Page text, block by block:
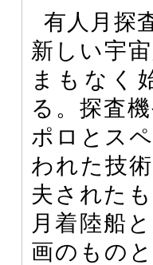
有人月探
新しい宇
まもなく
る。探査
ポロとス
われた技
夫された
月着陸船
画のもの